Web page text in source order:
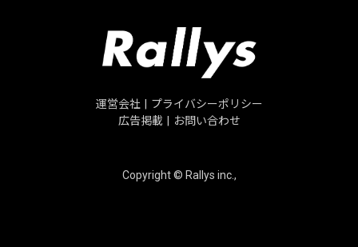
運営会社
プライバシーポリシー
広告掲載
お問い合わせ
Copyright © Rallys inc.,